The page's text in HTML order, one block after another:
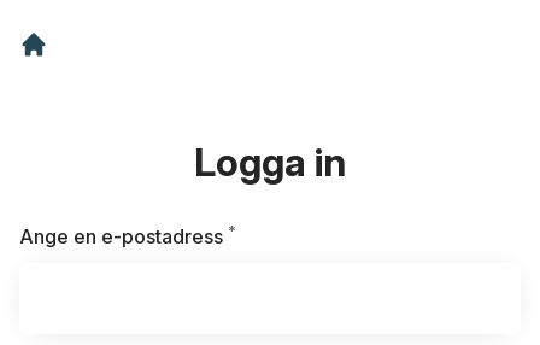
Logga in
Ange en e-postadress *